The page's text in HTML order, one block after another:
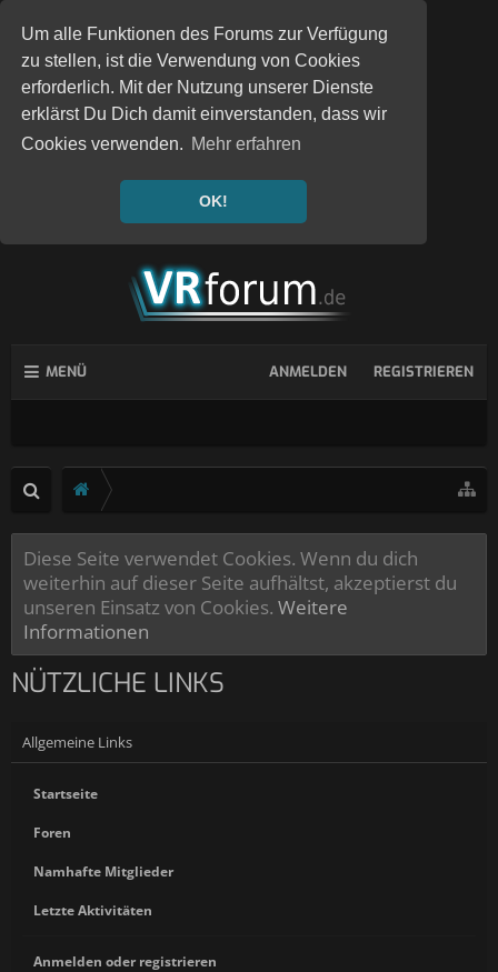
Um alle Funktionen des Forums zur Verfügung
zu stellen, ist die Verwendung von Cookies
erforderlich. Mit der Nutzung unserer Dienste
erklärst Du Dich damit einverstanden, dass wir
Cookies verwenden. Mehr erfahren
OK!
MENÜ ANMELDEN REGISTRIEREN
Diese Seite verwendet Cookies. Wenn du dich
weiterhin auf dieser Seite aufhältst, akzeptierst du
unseren Einsatz von Cookies. Weitere
Informationen
NÜTZLICHE LINKS
Allgemeine Links
Startseite
Foren
Namhafte Mitglieder
Letzte Aktivitäten
Anmelden oder registrieren